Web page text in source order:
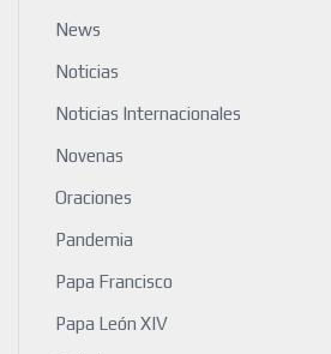
News
Noticias
Noticias Internacionales
Novenas
Oraciones
Pandemia
Papa Francisco
Papa León XIV